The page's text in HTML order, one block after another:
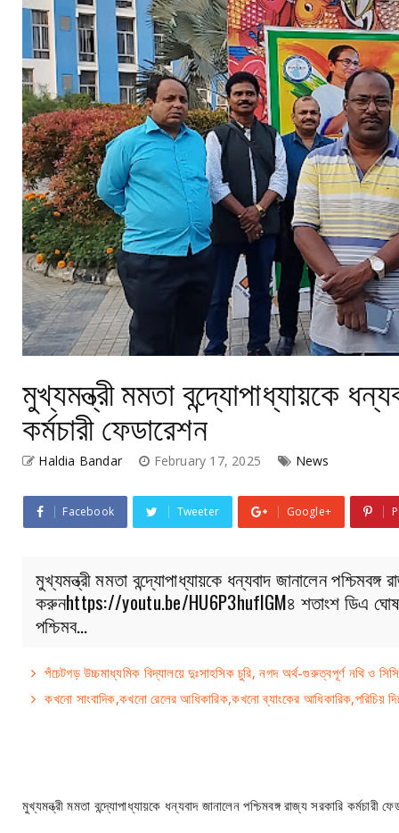
মুখ্যমন্ত্রী মমতা বন্দ্যোপাধ্যায়কে
কর্মচারী ফেডারেশন
Haldia Bandar February 17, 2025 News
Facebook Tweeter Google+
মুখ্যমন্ত্রী মমতা বন্দ্যোপাধ্যায়কে ধন্যবাদ জানালেন
করুনhttps://youtu.be/HU6P3huflGM৪ শতাংশ ডিএ ঘোষণা
পশ্চিমব…
পঁচেটগড় উচ্চমাধ্যমিক বিদ্যালয়ে দুঃসাহসিক চুরি, নগদ অর্থ-গুরুত্বপূর্ণ নথি ও
কখনো সাংবাদিক,কখনো রেলের আধিকারিক,কখনো ব্যাংকের আধিকারিক,পরিচিয়
মুখ্যমন্ত্রী মমতা বন্দ্যোপাধ্যায়কে ধন্যবাদ জানালেন পশ্চিমবঙ্গ রাজ্য সরকারি কর্মচারী